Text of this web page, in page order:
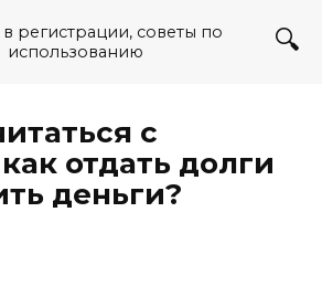
регистрации, советы по
использованию
с
отдать долги
деньги?